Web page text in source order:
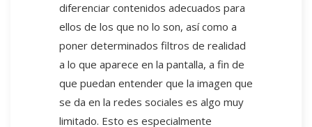
diferenciar contenidos adecuados para
ellos de los que no lo son, así como a
poner determinados filtros de realidad
a lo que aparece en la pantalla, a fin de
que puedan entender que la imagen que
se da en la redes sociales es algo muy
limitado. Esto es especialmente